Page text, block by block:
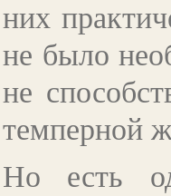
них
не было
не
темперной
Но есть